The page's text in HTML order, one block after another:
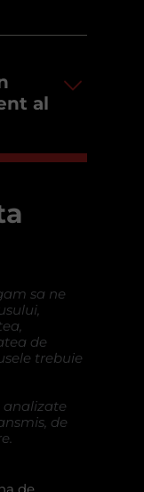
al
sa ne
de
trebuie
analizate
de